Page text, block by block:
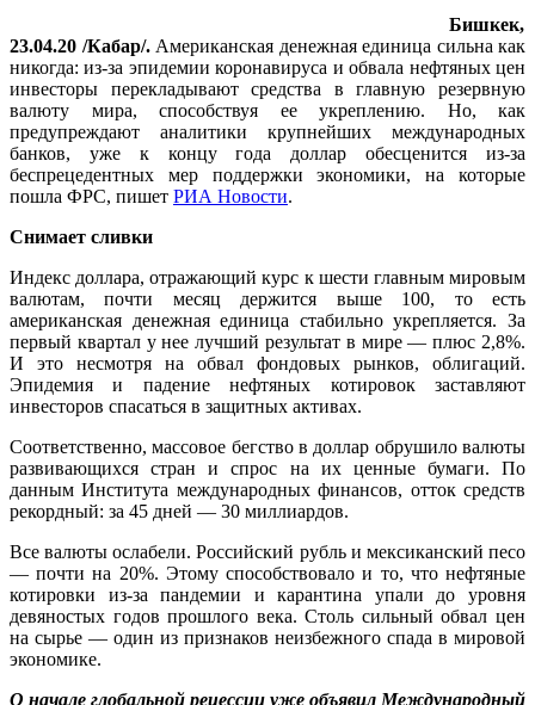
Бишкек,
23.04.20 /Кабар/.Американская денежная единица сильна как
никогда: из-за эпидемии коронавируса и обвала нефтяных цен
инвесторы перекладывают средства в главную резервную
валюту мира, способствуя ее укреплению. Но, как
предупреждают аналитики крупнейших международных
банков, уже к концу года доллар обесценится из-за
беспрецедентных мер поддержки экономики, на которые
пошла ФРС, пишет РИА Новости.
Снимает сливки
Индекс доллара, отражающий курс к шести главным мировым
валютам, почти месяц держится выше 100, то есть
американская денежная единица стабильно укрепляется. За
первый квартал у нее лучший результат в мире — плюс 2,8%.
И это несмотря на обвал фондовых рынков, облигаций.
Эпидемия и падение нефтяных котировок заставляют
инвесторов спасаться в защитных активах.
Соответственно, массовое бегство в доллар обрушило валюты
развивающихся стран и спрос на их ценные бумаги. По
данным Института международных финансов, отток средств
рекордный: за 45 дней — 30 миллиардов.
Все валюты ослабели. Российский рубль и мексиканский песо
— почти на 20%. Этому способствовало и то, что нефтяные
котировки из-за пандемии и карантина упали до уровня
девяностых годов прошлого века. Столь сильный обвал цен
на сырье — один из признаков неизбежного спада в мировой
экономике.
О начале глобальной рецессии уже объявил Международный